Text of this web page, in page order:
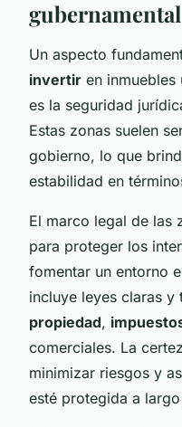
gubernamental
Un aspecto
invertir en
es la seguridad
Estas zonas suelen
gobierno, lo que
estabilidad en
El marco legal de las
para proteger los
fomentar un entorno
incluye leyes claras y
propiedad,
comerciales. La
minimizar riesgos y
esté protegida a